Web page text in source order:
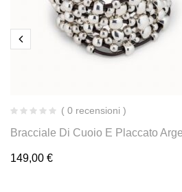
( 0 recensioni )
Bracciale Di Cuoio E Placcato
149,00 €